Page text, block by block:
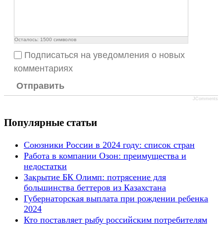
Осталось: 1500 символов
Подписаться на уведомления о новых
комментариях
Отправить
JComments
Популярные статьи
Союзники России в 2024 году: список стран
Работа в компании Озон: преимущества и
недостатки
Закрытие БК Олимп: потрясение для
большинства беттеров из Казахстана
Губернаторская выплата при рождении ребенка
2024
Кто поставляет рыбу российским потребителям